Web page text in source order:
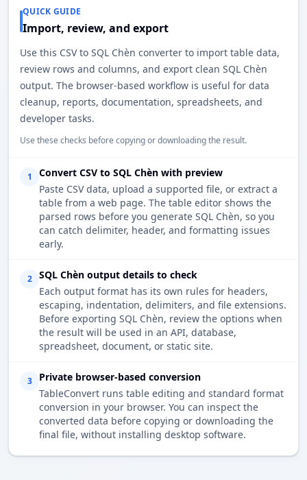
QUICK GUIDE
Import, review, and export
Use this CSV to SQL Chèn converter to import table data,
review rows and columns, and export clean SQL Chèn
output. The browser-based workflow is useful for data
cleanup, reports, documentation, spreadsheets, and
developer tasks.
Use these checks before copying or downloading the result.
1
Convert CSV to SQL Chèn with preview
Paste CSV data, upload a supported file, or extract a
table from a web page. The table editor shows the
parsed rows before you generate SQL Chèn, so you
can catch delimiter, header, and formatting issues
early.
2
SQL Chèn output details to check
Each output format has its own rules for headers,
escaping, indentation, delimiters, and file extensions.
Before exporting SQL Chèn, review the options when
the result will be used in an API, database,
spreadsheet, document, or static site.
3
Private browser-based conversion
TableConvert runs table editing and standard format
conversion in your browser. You can inspect the
converted data before copying or downloading the
final file, without installing desktop software.